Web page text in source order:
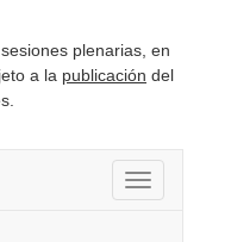
plenarias, en
a la publicación del
Activar